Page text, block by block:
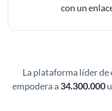
con un
La plataforma líder
empodera a 34.300.000